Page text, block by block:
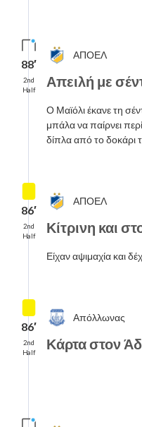
88′
2nd
Half
ΑΠΟΕΛ
Απειλή με
Ο Μαϊόλι έκανε τη
μπάλα να παίρνει
δίπλα από το δοκάρι
86′
2nd
Half
ΑΠΟΕΛ
Κίτρινη και
Είχαν αψιμαχία και
86′
2nd
Half
Απόλλωνας
Κάρτα στον